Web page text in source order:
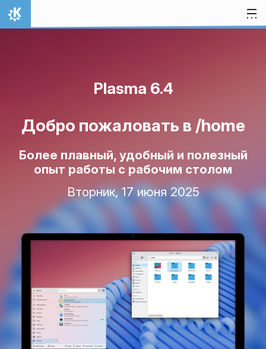
Перейти к содержимому
На главную
Plasma 6.4
Добро пожаловать в /home
Более плавный, удобный и полезный
опыт работы с рабочим столом
Вторник, 17 июня 2025